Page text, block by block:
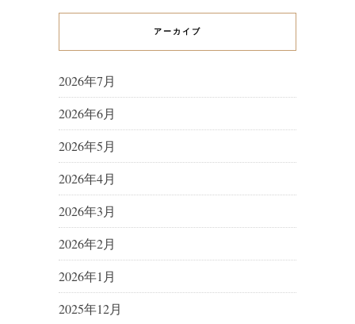
アーカイブ
2026年7月
2026年6月
2026年5月
2026年4月
2026年3月
2026年2月
2026年1月
2025年12月